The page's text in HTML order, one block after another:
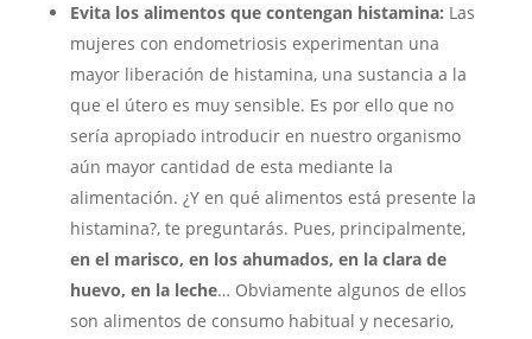
Evita los alimentos que contengan histamina: Las
mujeres con endometriosis experimentan una
mayor liberación de histamina, una sustancia a la
que el útero es muy sensible. Es por ello que no
sería apropiado introducir en nuestro organismo
aún mayor cantidad de esta mediante la
alimentación. ¿Y en qué alimentos está presente la
histamina?, te preguntarás. Pues, principalmente,
en el marisco, en los ahumados, en la clara de
huevo, en la leche… Obviamente algunos de ellos
son alimentos de consumo habitual y necesario,